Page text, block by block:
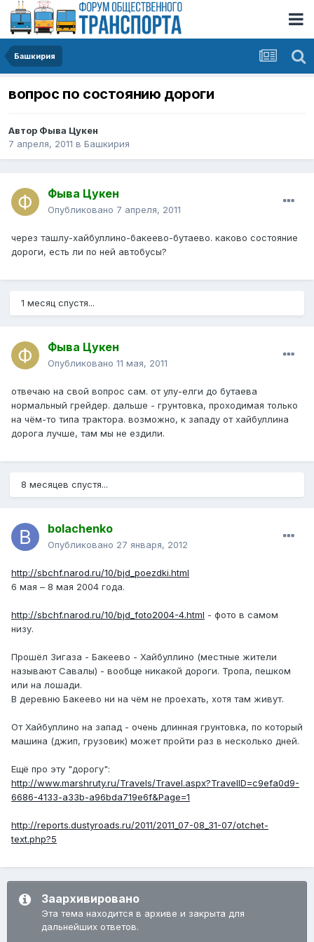
Башкирия
вопрос по состоянию дороги
Автор Фыва Цукен
7 апреля, 2011 в Башкирия
Фыва Цукен
Опубликовано 7 апреля, 2011
через ташлу-хайбуллино-бакеево-бутаево. каково состояние
дороги, есть ли по ней автобусы?
1 месяц спустя...
Фыва Цукен
Опубликовано 11 мая, 2011
отвечаю на свой вопрос сам. от улу-елги до бутаева
нормальный грейдер. дальше - грунтовка, проходимая только
на чём-то типа трактора. возможно, к западу от хайбуллина
дорога лучше, там мы не ездили.
8 месяцев спустя...
bolachenko
Опубликовано 27 января, 2012
http://sbchf.narod.ru/10/bjd_poezdki.html
6 мая – 8 мая 2004 года.
http://sbchf.narod.ru/10/bjd_foto2004-4.html - фото в самом
низу.
Прошёл Зигаза - Бакеево - Хайбуллино (местные жители
называют Савалы) - вообще никакой дороги. Тропа, пешком
или на лошади.
В деревню Бакеево ни на чём не проехать, хотя там живут.
От Хайбуллино на запад - очень длинная грунтовка, по который
машина (джип, грузовик) может пройти раз в несколько дней.
Ещё про эту "дорогу":
http://www.marshruty.ru/Travels/Travel.aspx?TravelID=c9efa0d9-
6686-4133-a33b-a96bda719e6f&Page=1
http://reports.dustyroads.ru/2011/2011_07-08_31-07/otchet-
text.php?5
Заархивировано
Эта тема находится в архиве и закрыта для
дальнейших ответов.